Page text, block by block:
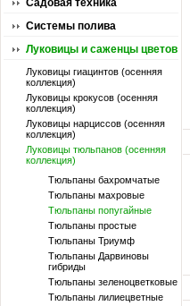
Садовая техника
Системы полива
Луковицы и саженцы цветов
Луковицы гиацинтов (осенняя
коллекция)
Луковицы крокусов (осенняя
коллекция)
Луковицы нарциссов (осенняя
коллекция)
Луковицы тюльпанов (осенняя
коллекция)
Тюльпаны бахромчатые
Тюльпаны махровые
Тюльпаны попугайные
Тюльпаны простые
Тюльпаны Триумф
Тюльпаны Дарвиновы
гибриды
Тюльпаны зеленоцветковые
Тюльпаны лилиецветные